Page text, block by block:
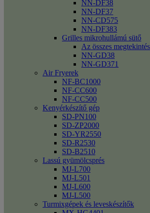
NN-DF38
NN-DF37
NN-CD575
NN-DF383
Grilles mikrohullámú sütő
Az összes
NN-GD38
NN-GD371
Air Fryerek
NF-BC1000
NF-CC600
NF-CC500
Kenyérkészítő gép
SD-PN100
SD-ZP2000
SD-YR2550
SD-R2530
SD-B2510
Lassú gyümölcsprés
MJ-L700
MJ-L501
MJ-L600
MJ-L500
Turmixgépek és leveskészítők